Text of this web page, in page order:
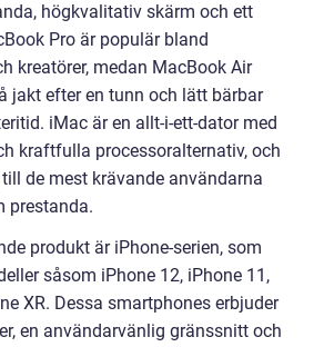
högkvalitativ skärm och ett
Pro är populär bland
kreatörer, medan MacBook Air
jakt efter en tunn och lätt bärbar
iMac är en allt-i-ett-dator med
kraftfulla processoralternativ, och
de mest krävande användarna
prestanda.
produkt är iPhone-serien, som
såsom iPhone 12, iPhone 11,
XR. Dessa smartphones erbjuder
en användarvänlig gränssnitt och